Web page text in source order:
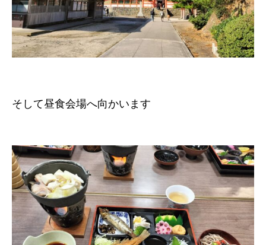
そして昼食会場へ向かいます